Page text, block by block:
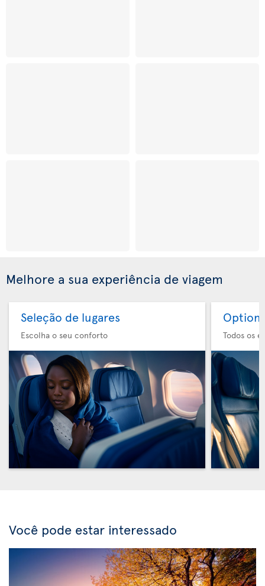
Melhore a sua experiência de viagem
Seleção de lugares
Escolha o seu conforto
Option
Todos os
Você pode estar interessado